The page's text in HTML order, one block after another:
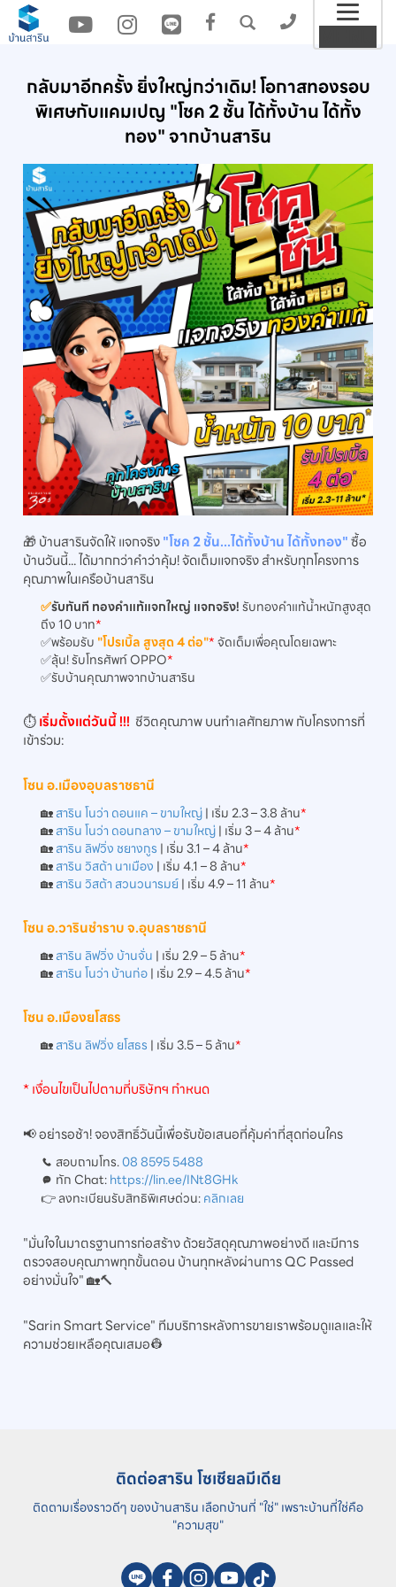
กลับมาอีกครั้ง ยิ่งใหญ่กว่าเดิม! โอกาสทองรอบ
พิเศษกับแคมเปญ "โชค 2 ชั้น ได้ทั้งบ้าน ได้ทั้ง
ทอง" จากบ้านสาริน
🎁 บ้านสารินจัดให้ แจกจริง"โชค 2 ชั้น...ได้ทั้งบ้าน ได้ทั้งทอง"ซื้อ
บ้านวันนี้... ได้มากกว่าคำว่าคุ้ม! จัดเต็มแจกจริง สำหรับทุกโครงการ
คุณภาพในเครือบ้านสาริน
✅รับทันที ทองคำแท้แจกใหญ่ แจกจริง!รับทองคำแท้น้ำหนักสูงสุด
ถึง 10 บาท*
✅พร้อมรับ "โปรเบิ้ล สูงสุด 4 ต่อ"*จัดเต็มเพื่อคุณโดยเฉพาะ
✅ลุ้น! รับโทรศัพท์ OPPO*
✅รับบ้านคุณภาพจากบ้านสาริน
⏱️เริ่มตั้งแต่วันนี้ !!! ชีวิตคุณภาพ บนทำเลศักยภาพ กับโครงการที่
เข้าร่วม:
โซน อ.เมืองอุบลราชธานี
🏡สาริน โนว่า ดอนแค – ขามใหญ่| เริ่ม 2.3 – 3.8 ล้าน*
🏡สาริน โนว่า ดอนกลาง – ขามใหญ่| เริ่ม 3 – 4 ล้าน*
🏡สาริน ลิฟวิ่ง ชยางกูร | เริ่ม 3.1 – 4 ล้าน*
🏡สาริน วิสต้า นาเมือง | เริ่ม 4.1 – 8 ล้าน*
🏡สาริน วิสต้า สวนวนารมย์| เริ่ม 4.9 – 11 ล้าน*
โซน อ.วารินชำราบ จ.อุบลราชธานี
🏡สาริน ลิฟวิ่ง บ้านจั่น | เริ่ม 2.9 – 5 ล้าน*
🏡สาริน โนว่า บ้านก่อ| เริ่ม 2.9 – 4.5 ล้าน*
โซน อ.เมืองยโสธร
🏡สาริน ลิฟวิ่ง ยโสธร | เริ่ม 3.5 – 5 ล้าน*
* เงื่อนไขเป็นไปตามที่บริษัทฯ กำหนด
📢 อย่ารอช้า! จองสิทธิ์วันนี้เพื่อรับข้อเสนอที่คุ้มค่าที่สุดก่อนใคร
📞 สอบถามโทร.08 8595 5488
💬 ทัก Chat:https://lin.ee/INt8GHk
👉 ลงทะเบียนรับสิทธิพิเศษด่วน:คลิกเลย
"มั่นใจในมาตรฐานการก่อสร้าง ด้วยวัสดุคุณภาพอย่างดี และมีการ
ตรวจสอบคุณภาพทุกขั้นตอน บ้านทุกหลังผ่านการ QC Passed
อย่างมั่นใจ" 🏡🔨
"Sarin Smart Service" ทีมบริการหลังการขายเราพร้อมดูแลและให้
ความช่วยเหลือคุณเสมอ👷
ติดต่อสาริน โซเชียลมีเดีย
ติดตามเรื่องราวดีๆ ของบ้านสาริน เลือกบ้านที่ "ใช่" เพราะบ้านที่ใช่คือ
"ความสุข"